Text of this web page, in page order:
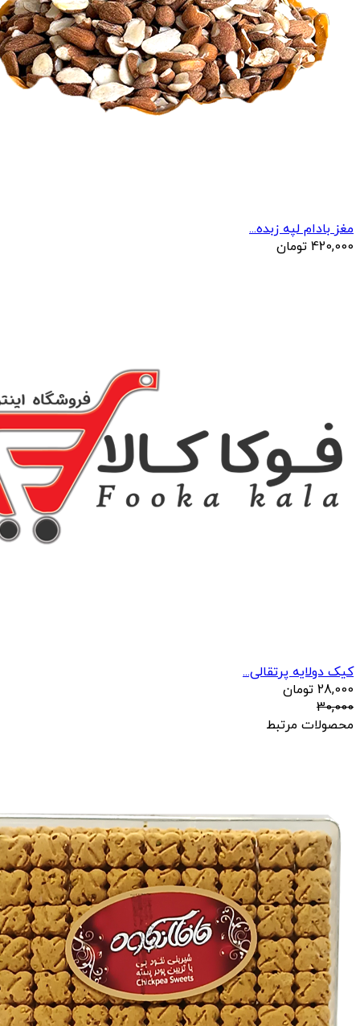
مغز بادام لپه زبده...
420,000 تومان
کیک دولایه پرتقالی...
28,000 تومان
30,000
محصولات مرتبط